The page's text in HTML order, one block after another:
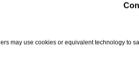
sélectionnés pour vous
may use cookies or equivalent technology to